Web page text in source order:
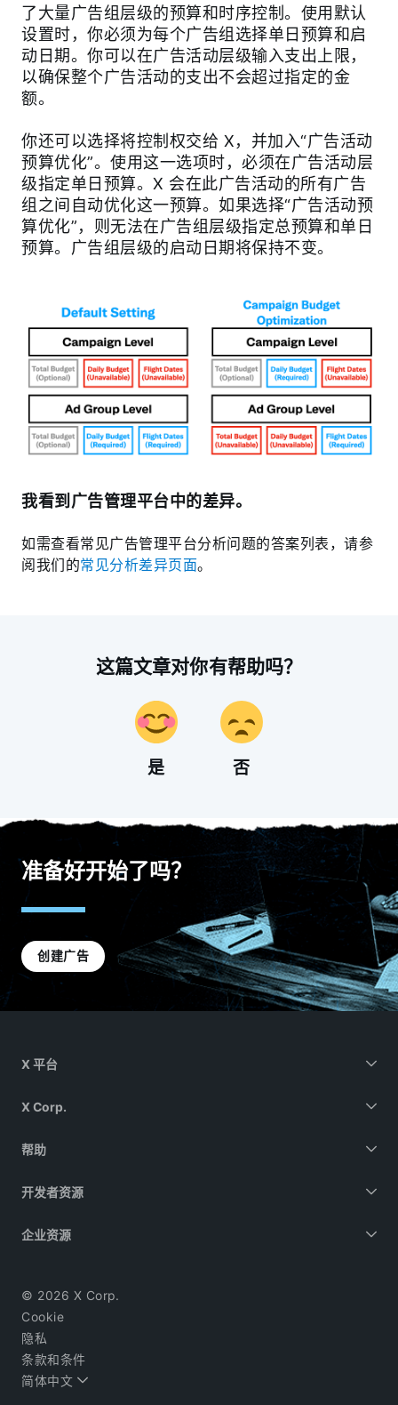
了大量广告组层级的预算和时序控制。使用默认
设置时，你必须为每个广告组选择单日预算和启
动日期。你可以在广告活动层级输入支出上限，
以确保整个广告活动的支出不会超过指定的金
额。
你还可以选择将控制权交给 X，并加入“广告活动
预算优化”。使用这一选项时，必须在广告活动层
级指定单日预算。X 会在此广告活动的所有广告
组之间自动优化这一预算。如果选择“广告活动预
算优化”，则无法在广告组层级指定总预算和单日
预算。广告组层级的启动日期将保持不变。
我看到广告管理平台中的差异。
如需查看常见广告管理平台分析问题的答案列表，请参
阅我们的常见分析差异页面。
这篇文章对你有帮助吗？
是 否
准备好开始了吗？
创建广告
X 平台
X Corp.
帮助
开发者资源
企业资源
© 2026 X Corp.
Cookie
隐私
条款和条件
简体中文